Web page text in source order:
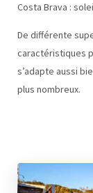
Costa Brava :
De différente
caractéristiques
s’adapte aussi
plus nombreux.